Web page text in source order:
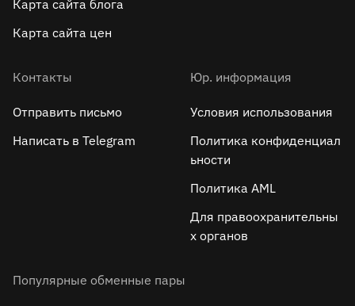
Карта сайта блога
Карта сайта цен
Контакты
Отправить письмо
Написать в Telegram
Юр. информация
Условия использования
Политика конфиденциал
ьности
Политика AML
Для правоохранительны
х органов
Популярные обменные пары